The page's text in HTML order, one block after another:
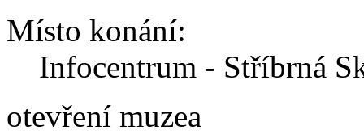
Místo konání:
Infocentrum - Stříbrná
otevření muzea